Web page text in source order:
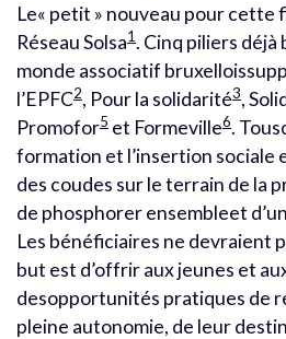
Le« petit » nouveau pour cette
Réseau Solsa1. Cinq piliers déjà
monde associatif
l’EPFC2, Pour la solidarité3,
Promofor5 et Formeville6.
formation et l’insertion sociale
des coudes sur le terrain de la
de phosphorer ensembleet
Les bénéficiaires ne devraient
but est d’offrir aux jeunes et
desopportunités pratiques de
pleine autonomie, de leur